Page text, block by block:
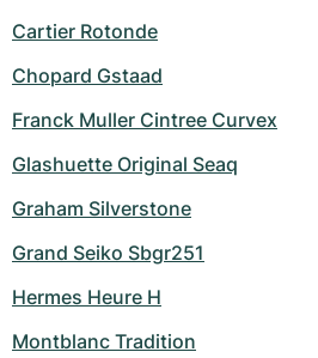
Cartier Rotonde
Chopard Gstaad
Franck Muller Cintree Curvex
Glashuette Original Seaq
Graham Silverstone
Grand Seiko Sbgr251
Hermes Heure H
Montblanc Tradition